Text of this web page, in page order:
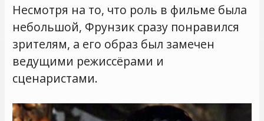
Несмотря на то, что роль в фильме была
небольшой, Фрунзик сразу понравился
зрителям, а его образ был замечен
ведущими режиссёрами и
сценаристами.